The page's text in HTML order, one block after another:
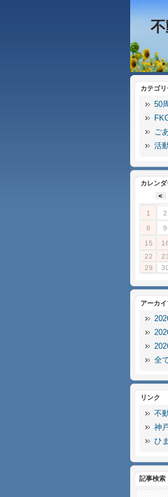
カテゴリ
50
ご
活
カレンダ
<
1 2
8 9
15
22
29
アーカイ
全
リンク
不
神
ひ
記事検索